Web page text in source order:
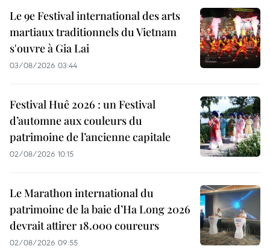
Le 9e Festival international des arts
martiaux traditionnels du Vietnam
s'ouvre à Gia Lai
03/08/2026 03:44
Festival Huê 2026 : un Festival
d’automne aux couleurs du
patrimoine de l’ancienne capitale
02/08/2026 10:15
Le Marathon international du
patrimoine de la baie d’Ha Long 2026
devrait attirer 18.000 coureurs
02/08/2026 09:55